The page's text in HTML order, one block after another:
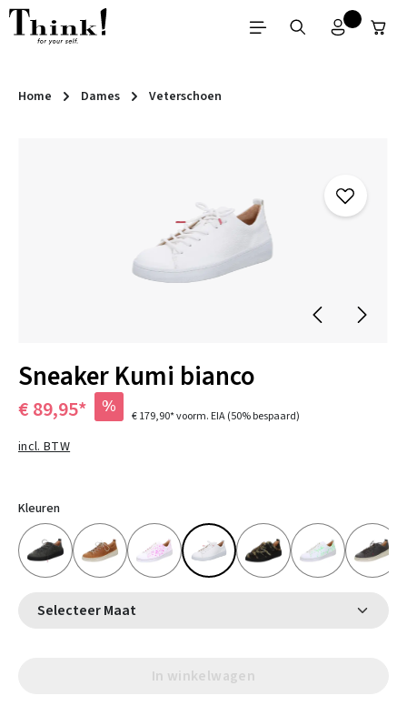
Ga naar de hoofdinhoud
Home Dames Veterschoen
Sneaker Kumi bianco
€ 89,95* % € 179,90*voorm. EIA(50% bespaard)
incl. BTW
Kleuren
Selecteer Maat
In winkelwagen